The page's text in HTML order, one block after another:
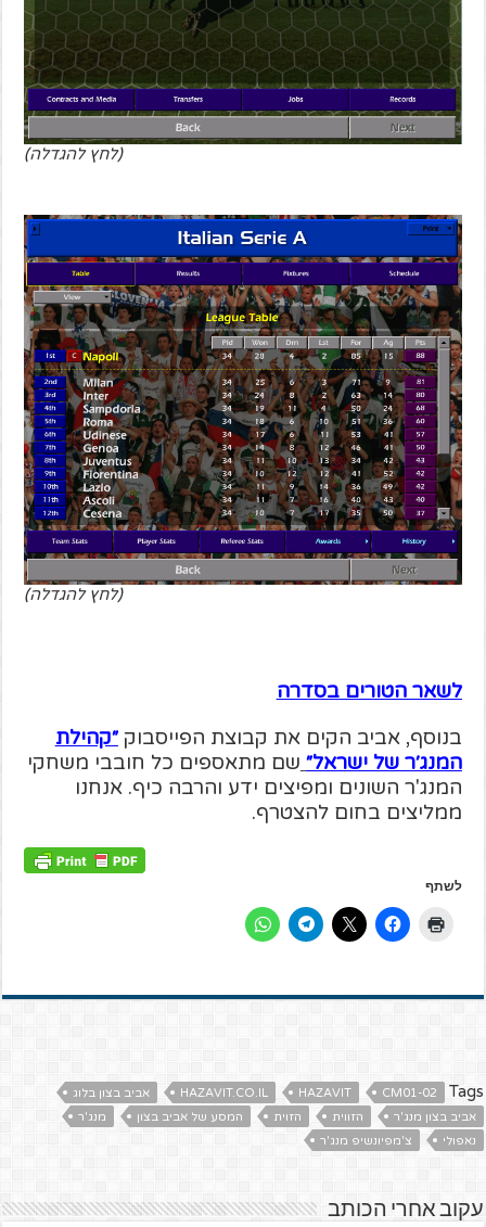
(לחץ להגדלה)
(לחץ להגדלה)
לשאר הטורים בסדרה
בנוסף, אביב הקים את קבוצת הפייסבוק״קהילת
המנג׳ר של ישראל״ שם מתאספים כל חובבי משחקי
המנג'ר השונים ומפיצים ידע והרבה כיף. אנחנו
ממליצים בחום להצטרף.
לשתף
Tags
CM01-02
HAZAVIT
HAZAVIT.CO.IL
אביב בצון בלוג
אביב בצון מנג'ר
הזווית הזוית המסע של אביב בצון
מנג'ר
נאפולי
צ'מפיונשיפ מנג'ר
עקוב אחרי הכותב